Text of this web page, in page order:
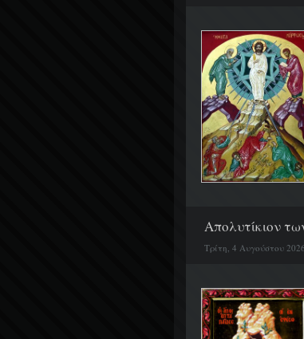
Απολυτίκιον
Τρίτη, 4 Αυγούστου 2026